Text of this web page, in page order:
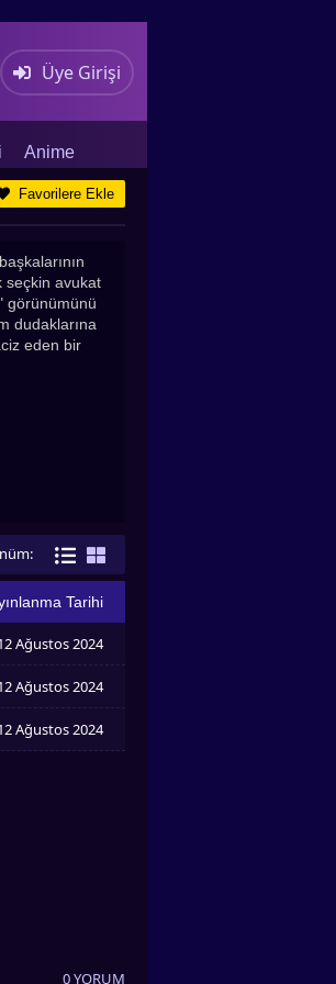
Üye Girişi
Anime
Favorilere Ekle
seçkin avukat
görünümünü
dudaklarına
eden bir
Tarihi
Ağustos 2024
Ağustos 2024
Ağustos 2024
0 YORUM